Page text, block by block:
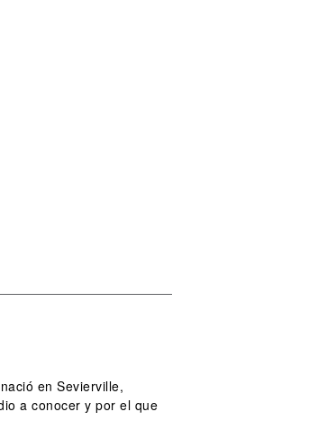
en Sevierville,
a conocer y por el que